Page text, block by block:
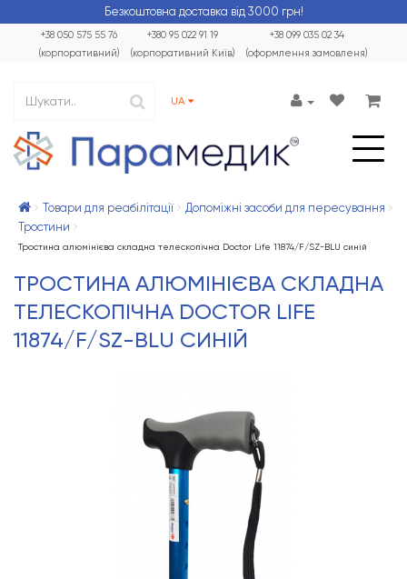
Безкоштовна доставка від 3000 грн!
+38 099 035 02 34
(оформлення замовленя)
+38 050 575 55 76
(корпоративний)
+380 95 022 91 19
(корпоративний Київ)
UA
Товари для реабілітації
Допоміжні засоби для пересування
Тростини
Тростина алюмінієва складна телескопічна Doctor Life 11874/F/SZ-BLU синій
ТРОСТИНА АЛЮМІНІЄВА СКЛАДНА
ТЕЛЕСКОПІЧНА DOCTOR LIFE
11874/F/SZ-BLU СИНІЙ